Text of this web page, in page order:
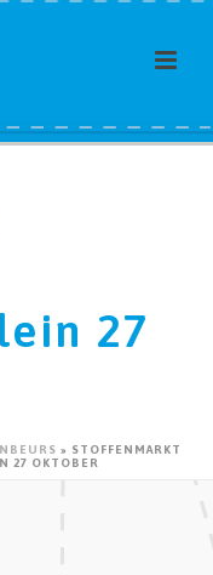
27
» STOFFENMARKT
27 OKTOBER